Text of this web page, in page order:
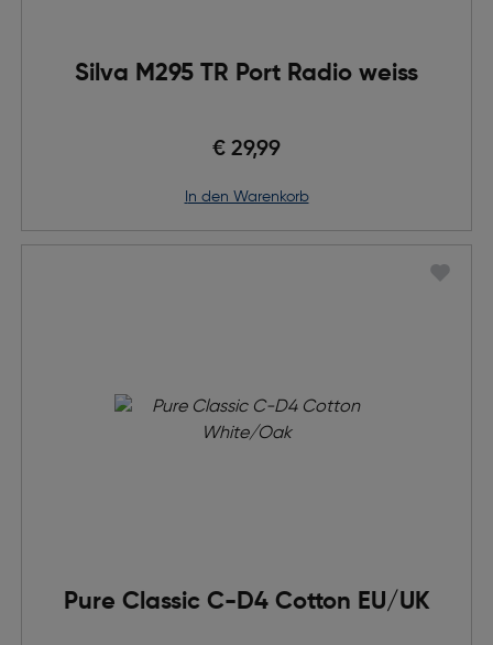
Silva M295 TR Port Radio weiss
€ 29,99
in den Warenkorb
Pure Classic C-D4 Cotton EU/UK